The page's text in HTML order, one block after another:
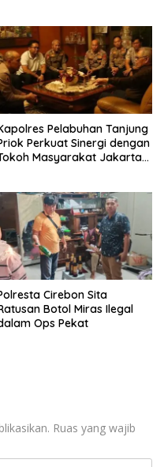
Pelabuhan Tanjung
Perkuat Sinergi dengan
Masyarakat Jakarta
Cirebon Sita
Botol Miras Ilegal
Ops Pekat
Ruas yang wajib